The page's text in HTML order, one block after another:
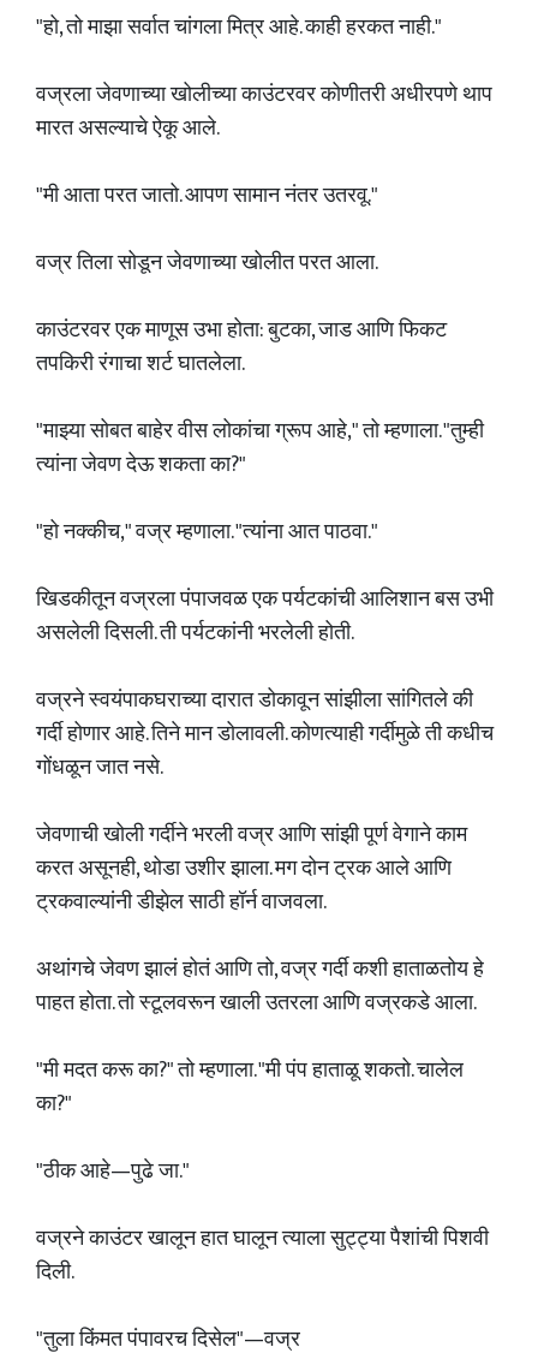
"हो, तो माझा सर्वात चांगला मित्र आहे. काही हरकत नाही."
वज्रला जेवणाच्या खोलीच्या काउंटरवर कोणीतरी अधीरपणे थाप
मारत असल्याचे ऐकू आले.
"मी आता परत जातो. आपण सामान नंतर उतरवू."
वज्र तिला सोडून जेवणाच्या खोलीत परत आला.
काउंटरवर एक माणूस उभा होता: बुटका, जाड आणि फिकट
तपकिरी रंगाचा शर्ट घातलेला.
"माझ्या सोबत बाहेर वीस लोकांचा ग्रूप आहे," तो म्हणाला. "तुम्ही
त्यांना जेवण देऊ शकता का?"
"हो नक्कीच," वज्र म्हणाला. "त्यांना आत पाठवा."
खिडकीतून वज्रला पंपाजवळ एक पर्यटकांची आलिशान बस उभी
असलेली दिसली. ती पर्यटकांनी भरलेली होती.
वज्रने स्वयंपाकघराच्या दारात डोकावून सांझीला सांगितले की
गर्दी होणार आहे. तिने मान डोलावली. कोणत्याही गर्दीमुळे ती कधीच
गोंधळून जात नसे.
जेवणाची खोली गर्दीने भरली वज्र आणि सांझी पूर्ण वेगाने काम
करत असूनही, थोडा उशीर झाला. मग दोन ट्रक आले आणि
ट्रकवाल्यांनी डीझेल साठी हॉर्न वाजवला.
अथांगचे जेवण झालं होतं आणि तो, वज्र गर्दी कशी हाताळतोय हे
पाहत होता. तो स्टूलवरून खाली उतरला आणि वज्रकडे आला.
"मी मदत करू का?" तो म्हणाला. "मी पंप हाताळू शकतो. चालेल
का?"
"ठीक आहे—पुढे जा."
वज्रने काउंटर खालून हात घालून त्याला सुट्ट्या पैशांची पिशवी
दिली.
"तुला किंमत पंपावरच दिसेल"—वज्र